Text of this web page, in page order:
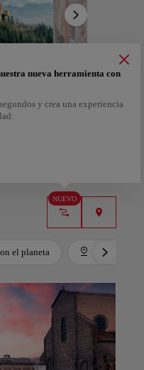
Alicante
más destacados se
y la Torre Garisenda,
la Cineteca di Bologna, el
que promueve, conserva
el corazón tus favoritos
más ideas? Obtén un
y la duración de tu
Google Maps.
NUEVO
nueva herramienta con
y crea una experiencia
el planeta
Destacados